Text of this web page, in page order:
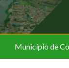
Município de